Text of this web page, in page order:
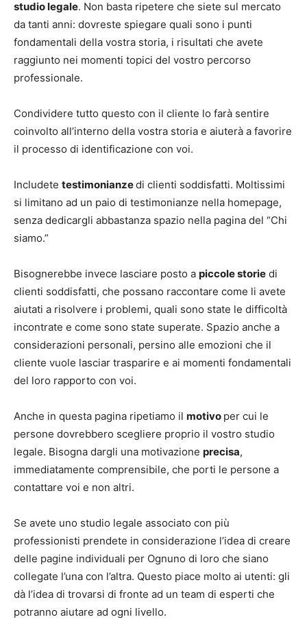
studio legale. Non basta ripetere che siete sul mercato
da tanti anni: dovreste spiegare quali sono i punti
fondamentali della vostra storia, i risultati che avete
raggiunto nei momenti topici del vostro percorso
professionale.
Condividere tutto questo con il cliente lo farà sentire
coinvolto all’interno della vostra storia e aiuterà a favorire
il processo di identificazione con voi.
Includete testimonianzedi clienti soddisfatti. Moltissimi
si limitano ad un paio di testimonianze nella homepage,
senza dedicargli abbastanza spazio nella pagina del “Chi
siamo.”
Bisognerebbe invece lasciare posto a piccole storie di
clienti soddisfatti, che possano raccontare come li avete
aiutati a risolvere i problemi, quali sono state le difficoltà
incontrate e come sono state superate. Spazio anche a
considerazioni personali, persino alle emozioni che il
cliente vuole lasciar trasparire e ai momenti fondamentali
del loro rapporto con voi.
Anche in questa pagina ripetiamo il motivo per cui le
persone dovrebbero scegliere proprio il vostro studio
legale. Bisogna dargli una motivazione precisa,
immediatamente comprensibile, che porti le persone a
contattare voi e non altri.
Se avete uno studio legale associato con più
professionisti prendete in considerazione l’idea di creare
delle pagine individuali per Ognuno di loro che siano
collegate l’una con l’altra. Questo piace molto ai utenti: gli
dà l’idea di trovarsi di fronte ad un team di esperti che
potranno aiutare ad ogni livello.